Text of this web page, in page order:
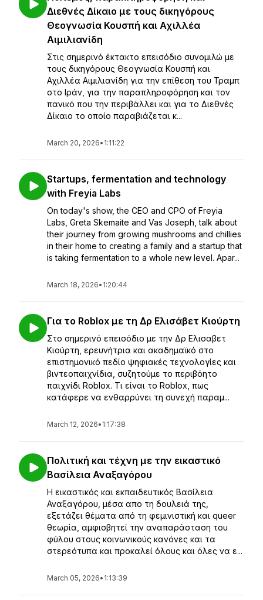
Διεθνές Δίκαιο με τους δικηγόρους
Θεογνωσία Κουσπή και Αχιλλέα
Αιμιλιανίδη
Στις σημερινό έκτακτο επεισόδιο συνομιλώ με
τους δικηγόρους Θεογνωσία Κουσπή και
Αχιλλέα Αιμιλιανίδη για την επίθεση του Τραμπ
στο Ιράν, για την παραπληροφόρηση και τον
πανικό που την περιβάλλει και για το Διεθνές
Δίκαιο το οποίο παραβιάζεται κ...
March 20, 2026• 1:11:22
Startups, fermentation and technology
with Freyia Labs
On today's show, the CEO and CPO of Freyia
Labs, Greta Skemaite and Vas Joseph, talk about
their journey from growing mushrooms and chillies
in their home to creating a family and a startup that
is taking fermentation to a whole new level. Apar...
March 18, 2026• 1:20:44
Για το Roblox με τη Δρ Ελισάβετ Κιούρτη
Στο σημερινό επεισόδιο με την Δρ Ελισαβετ
Κιούρτη, ερευνήτρια και ακαδημαϊκό στο
επιστημονικό πεδίο ψηφιακές τεχνολογίες και
βιντεοπαιχνίδια, συζητούμε το περιβόητο
παιχνίδι Roblox. Τι είναι το Roblox, πως
κατάφερε να ενθαρρύνει τη συνεχή παραμ...
March 12, 2026• 1:17:38
Πολιτική και τέχνη με την εικαστικό
Βασίλεια Αναξαγόρου
Η εικαστικός και εκπαιδευτικός Βασίλεια
Αναξαγόρου, μέσα απο τη δουλειά της,
εξετάζει θέματα από τη φεμινιστική και queer
θεωρία, αμφισβητεί την αναπαράσταση του
φύλου στους κοινωνικούς κανόνες και τα
στερεότυπα και προκαλεί όλους και όλες να ε...
March 05, 2026• 1:13:39